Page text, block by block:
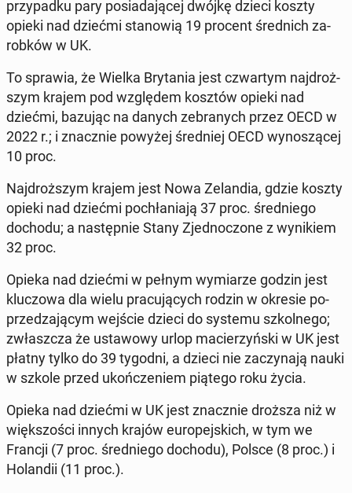
przy­pad­ku pary po­sia­da­ją­cej dwójkę dzieci koszty
opieki nad dziećmi sta­no­wią 19 procent śred­nich za­
rob­ków w UK.
To sprawia, że Wielka Bry­ta­nia jest czwar­tym naj­droż­
szym krajem pod wzglę­dem kosztów opieki nad
dziećmi, bazując na danych ze­bra­nych przez OECD w
2022 r.; i znacz­nie powyżej śred­niej OECD wy­no­szą­cej
10 proc.
Naj­droż­szym krajem jest Nowa Ze­lan­dia, gdzie koszty
opieki nad dziećmi po­chła­nia­ją 37 proc. śred­nie­go
dochodu; a na­stęp­nie Stany Zjed­no­czo­ne z wy­ni­kiem
32 proc.
Opieka nad dziećmi w pełnym wy­mia­rze godzin jest
klu­czo­wa dla wielu pra­cu­ją­cych rodzin w okresie po­
prze­dza­ją­cym wejście dzieci do systemu szkol­ne­go;
zwłasz­cza że usta­wo­wy urlop ma­cie­rzyń­ski w UK jest
płatny tylko do 39 tygodni, a dzieci nie za­czy­na­ją nauki
w szkole przed ukoń­cze­niem piątego roku życia.
Opieka nad dziećmi w UK jest znacz­nie droższa niż w
więk­szo­ści innych krajów eu­ro­pej­skich, w tym we
Francji (7 proc. śred­nie­go dochodu), Polsce (8 proc.) i
Ho­lan­dii (11 proc.).